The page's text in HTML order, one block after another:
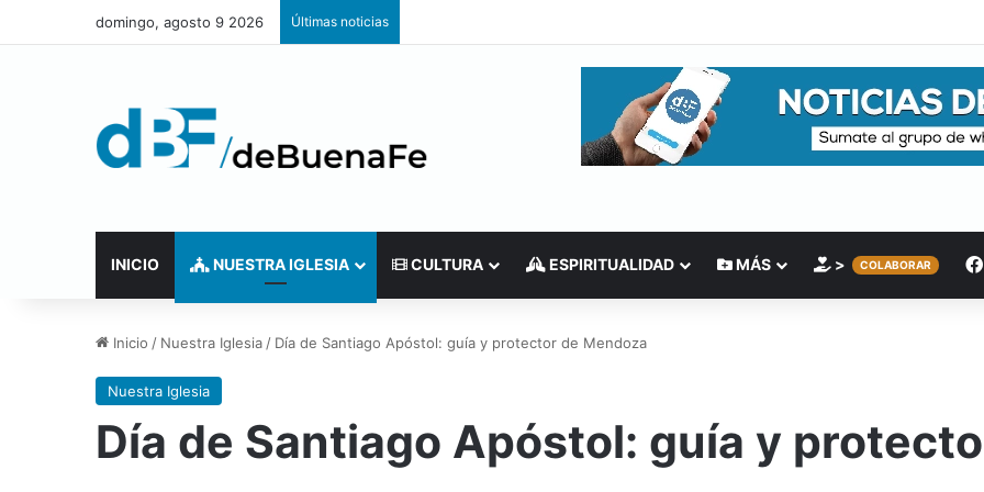
domingo, agosto 9 2026 Últimas noticias
INICIO NUESTRA IGLESIA CULTURA ESPIRITUALIDAD MÁS > COLABORAR
Inicio / Nuestra Iglesia / Día de Santiago Apóstol: guía y protector de Mendoza
Nuestra Iglesia
Día de Santiago Apóstol: guía y